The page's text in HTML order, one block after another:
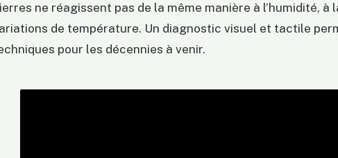
ne réagissent pas de la même manière à l’humidité, à
de température. Un diagnostic visuel et tactile
pour les décennies à venir.